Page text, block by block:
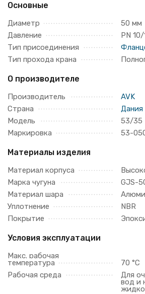
Основные
Диаметр
50 мм
Давление
PN 10/
Тип присоединения
Тип прохода крана
О производителе
Производитель
AVK
Страна
Дания
Модель
53/35
Маркировка
53-
Материалы изделия
Материал корпуса
Марка чугуна
GJS-
Материал шара
Уплотнение
NBR
Покрытие
Условия эксплуатации
Макс. рабочая
температура
70 °C
Рабочая среда
Для
вод и